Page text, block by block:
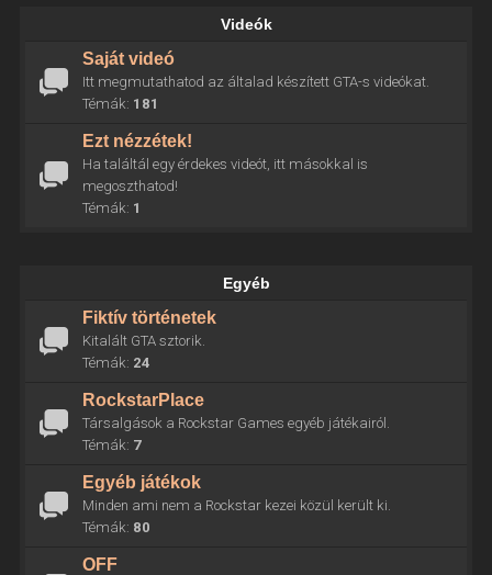
Videók
Saját videó
Itt megmutathatod az általad készített GTA-s videókat.
Témák: 181
Ezt nézzétek!
Ha találtál egy érdekes videót, itt másokkal is
megoszthatod!
Témák: 1
Egyéb
Fiktív történetek
Kitalált GTA sztorik.
Témák: 24
RockstarPlace
Társalgások a Rockstar Games egyéb játékairól.
Témák: 7
Egyéb játékok
Minden ami nem a Rockstar kezei közül került ki.
Témák: 80
OFF